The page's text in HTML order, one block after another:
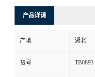
产品详请
产地 湖北
货号 TB0893